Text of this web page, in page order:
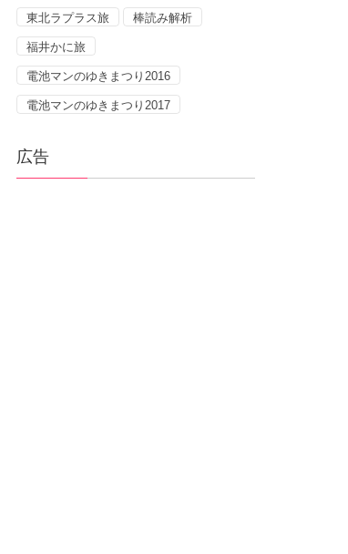
東北ラプラス旅 棒読み解析
福井かに旅
電池マンのゆきまつり2016
電池マンのゆきまつり2017
広告